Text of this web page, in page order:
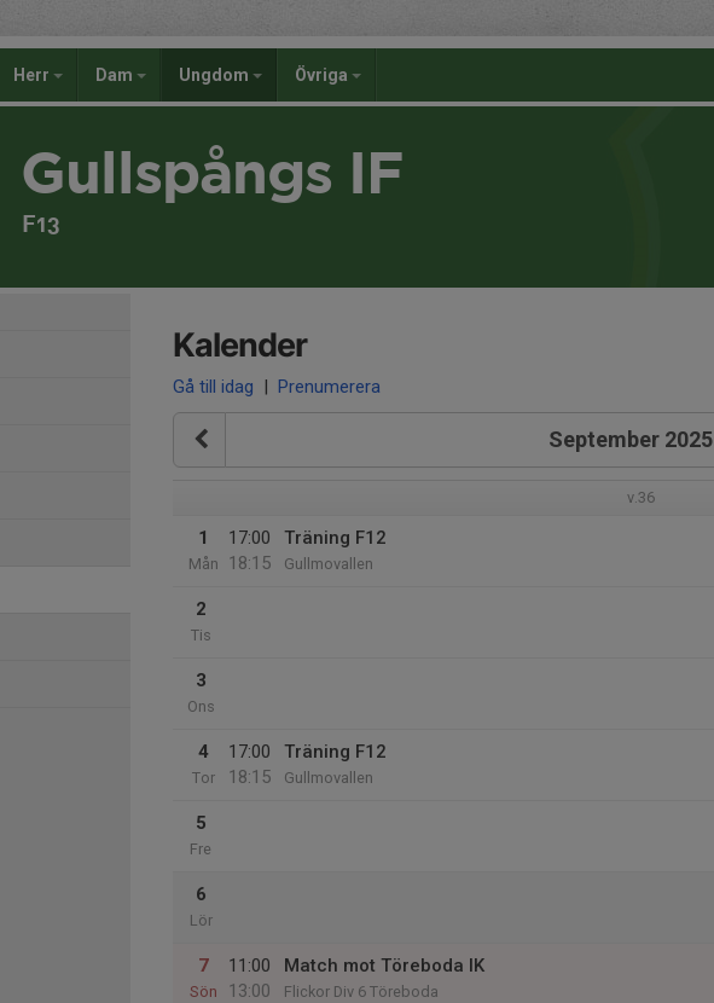
Herr Dam Ungdom Övriga
Gullspångs IF
F13
Kalender
Gå till idag | Prenumerera
September 2025
v.36
1
Mån
17:00
18:15
Träning F12
Gullmovallen
2
Tis
3
Ons
4
Tor
17:00
18:15
Träning F12
Gullmovallen
5
Fre
6
Lör
7
Sön
11:00
13:00
Match mot Töreboda IK
Flickor Div 6 Töreboda